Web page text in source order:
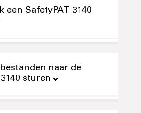
een SafetyPAT 3140
naar de
sturen